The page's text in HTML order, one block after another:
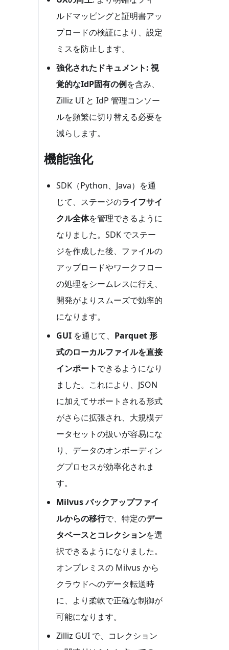
ルドマッピングと証明書アッ
プロードの検証により、設定
ミスを防止します。
強化されたドキュメント: 視
覚的なIdP固有の例を含み、
Zilliz UI と IdP 管理コンソー
ルを頻繁に切り替える必要を
減らします。
機能強化
SDK（Python、Java）を通
じて、ステージのライフサイ
クル全体を管理できるように
なりました。SDK でステー
ジを作成した後、ファイルの
アップロードやワークフロー
の処理をシームレスに行え、
開発がよりスムーズで効率的
になります。
GUI を通じて、 Parquet 形
式のローカルファイルを直接
インポートできるようになり
ました。これにより、JSON
に加えてサポートされる形式
がさらに拡張され、大規模デ
ータセットの扱いが容易にな
り、データのオンボーディン
グプロセスが効率化されま
す。
Milvus バックアップファイ
ルからの移行で、特定のデー
タベースとコレクションを選
択できるようになりました。
オンプレミスの Milvus から
クラウドへのデータ転送時
に、より柔軟で正確な制御が
可能になります。
Zilliz GUI で、コレクション